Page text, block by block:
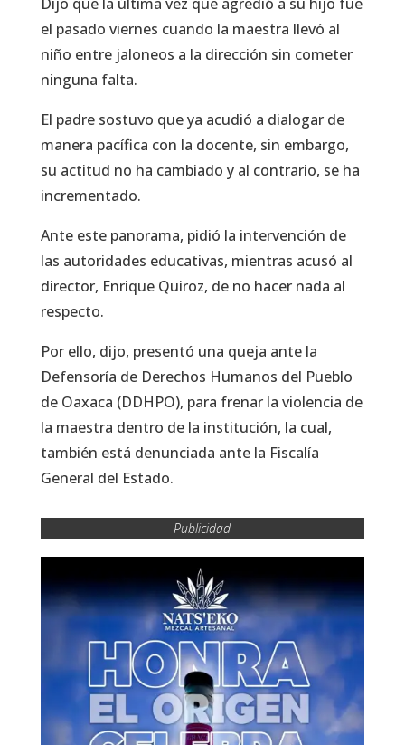
el pasado viernes cuando la maestra llevó al
niño entre jaloneos a la dirección sin cometer
ninguna falta.
El padre sostuvo que ya acudió a dialogar de
manera pacífica con la docente, sin embargo,
su actitud no ha cambiado y al contrario, se ha
incrementado.
Ante este panorama, pidió la intervención de
las autoridades educativas, mientras acusó al
director, Enrique Quiroz, de no hacer nada al
respecto.
Por ello, dijo, presentó una queja ante la
Defensoría de Derechos Humanos del Pueblo
de Oaxaca (DDHPO), para frenar la violencia de
la maestra dentro de la institución, la cual,
también está denunciada ante la Fiscalía
General del Estado.
Publicidad